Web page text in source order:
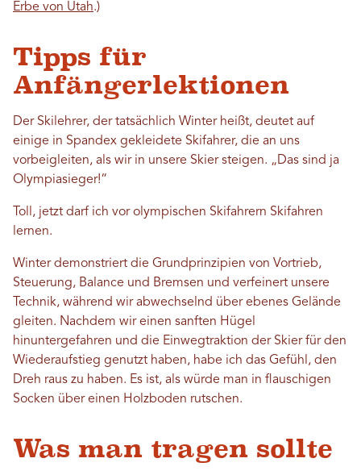
Erbe von Utah.)
Tipps für
Anfängerlektionen
Der Skilehrer, der tatsächlich Winter heißt, deutet auf
einige in Spandex gekleidete Skifahrer, die an uns
vorbeigleiten, als wir in unsere Skier steigen. „Das sind ja
Olympiasieger!“
Toll, jetzt darf ich vor olympischen Skifahrern Skifahren
lernen.
Winter demonstriert die Grundprinzipien von Vortrieb,
Steuerung, Balance und Bremsen und verfeinert unsere
Technik, während wir abwechselnd über ebenes Gelände
gleiten. Nachdem wir einen sanften Hügel
hinuntergefahren und die Einwegtraktion der Skier für den
Wiederaufstieg genutzt haben, habe ich das Gefühl, den
Dreh raus zu haben. Es ist, als würde man in flauschigen
Socken über einen Holzboden rutschen.
Was man tragen sollte